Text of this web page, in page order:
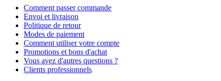
Comment passer commande
Envoi et livraison
Politique de retour
Modes de paiement
Comment utiliser votre compte
Promotions et bons d'achat
Vous avez d'autres questions ?
Clients professionnels